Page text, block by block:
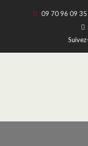
09 70 96 09 35